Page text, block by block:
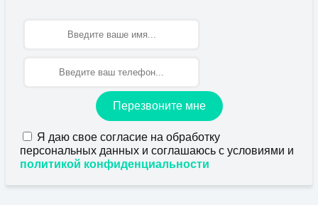
Перезвоните мне
Я даю свое согласие на обработку
персональных данных и соглашаюсь с условиями и
политикой конфиденциальности